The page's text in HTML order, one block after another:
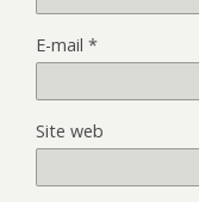
E-mail *
Site web